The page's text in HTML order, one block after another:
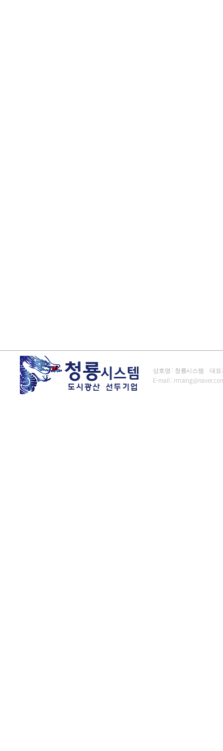
상호명 : 청룡시스템 대표
E-mail :